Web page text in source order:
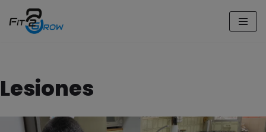
Saltar
Lesiones